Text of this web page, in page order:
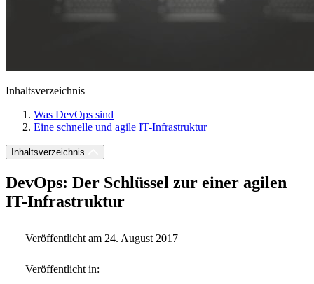
Inhaltsverzeichnis
Was DevOps sind
Eine schnelle und agile IT-Infrastruktur
Inhaltsverzeichnis
DevOps: Der Schlüssel zur einer agilen
IT-Infrastruktur
Veröffentlicht am 24. August 2017
Veröffentlicht in: